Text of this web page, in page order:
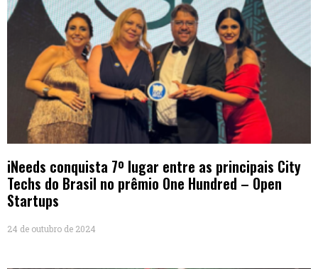
iNeeds conquista 7º lugar entre as principais City
Techs do Brasil no prêmio One Hundred – Open
Startups
24 de outubro de 2024